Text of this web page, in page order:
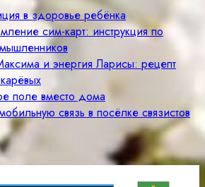
в здоровье ребёнка
сим-карт: инструкция по
и энергия Ларисы: рецепт
поле вместо дома
связь в посёлке связистов